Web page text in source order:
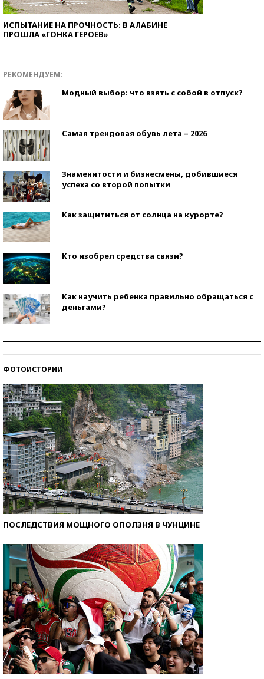
ИСПЫТАНИЕ НА ПРОЧНОСТЬ: В АЛАБИНЕ
ПРОШЛА «ГОНКА ГЕРОЕВ»
РЕКОМЕНДУЕМ:
Модный выбор: что взять с собой в отпуск?
Самая трендовая обувь лета – 2026
Знаменитости и бизнесмены, добившиеся
успеха со второй попытки
Как защититься от солнца на курорте?
Кто изобрел средства связи?
Как научить ребенка правильно обращаться с
деньгами?
ФОТОИСТОРИИ
ПОСЛЕДСТВИЯ МОЩНОГО ОПОЛЗНЯ В ЧУНЦИНЕ